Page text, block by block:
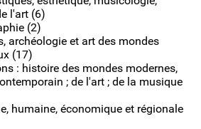
l'art (6)
(2)
archéologie et art des mondes
(17)
: histoire des mondes modernes,
; de l'art ; de la musique
humaine, économique et régionale